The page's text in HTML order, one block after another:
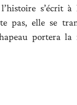
s’écrit
pas, elle se
portera la